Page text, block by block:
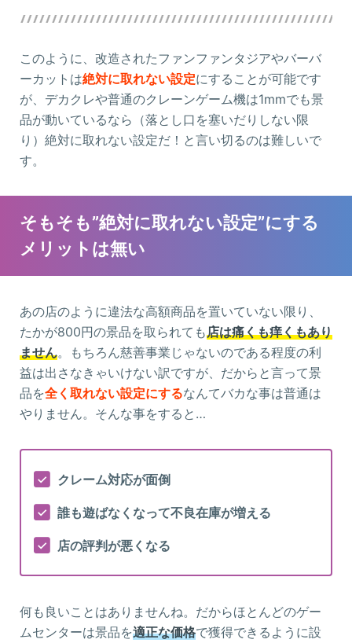
このように、改造されたファンファンタジアやバーバ
ーカットは絶対に取れない設定にすることが可能です
が、デカクレや普通のクレーンゲーム機は1mmでも景
品が動いているなら（落とし口を塞いだりしない限
り）絶対に取れない設定だ！と言い切るのは難しいで
す。
そもそも”絶対に取れない設定”にする
メリットは無い
あの店のように違法な高額商品を置いていない限り、
たかが800円の景品を取られても店は痛くも痒くもあり
ません。もちろん慈善事業じゃないのである程度の利
益は出さなきゃいけない訳ですが、だからと言って景
品を全く取れない設定にするなんてバカな事は普通は
やりません。そんな事をすると…
クレーム対応が面倒
誰も遊ばなくなって不良在庫が増える
店の評判が悪くなる
何も良いことはありませんね。だからほとんどのゲー
ムセンターは景品を適正な価格で獲得できるように設